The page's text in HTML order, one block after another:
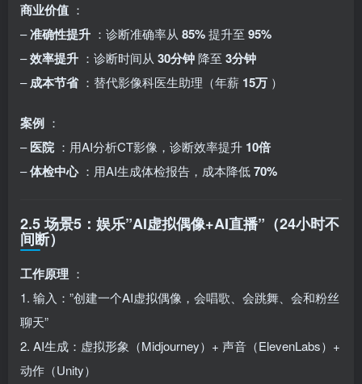
商业价值 ：
–准确性提升 ：诊断准确率从 85%提升至 95%
–效率提升 ：诊断时间从 30分钟降至 3分钟
–成本节省 ：替代影像科医生助理（年薪 15万 ）
案例 ：
–医院 ：用AI分析CT影像，诊断效率提升 10倍
–体检中心 ：用AI生成体检报告，成本降低70%
2.5 场景5：娱乐”AI虚拟偶像+AI直播”（24小时不
间断）
工作原理 ：
1. 输入：”创建一个AI虚拟偶像，会唱歌、会跳舞、会和粉丝
聊天”
2. AI生成：虚拟形象（Midjourney）+ 声音（ElevenLabs）+
动作（Unity）